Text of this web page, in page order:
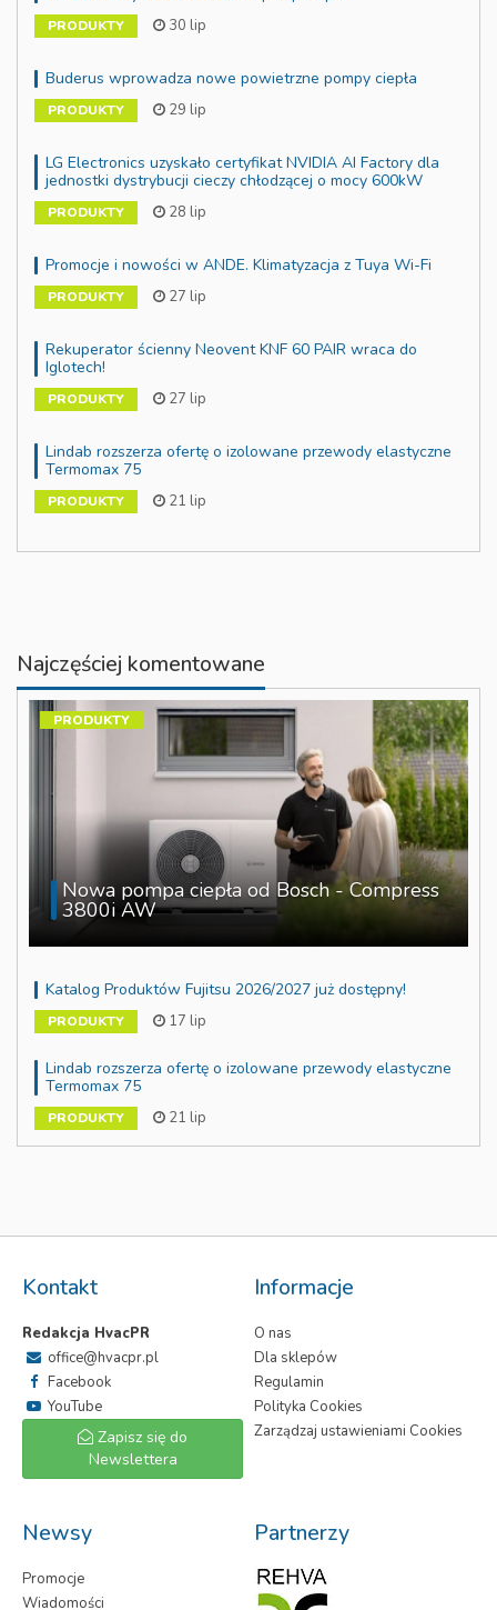
PRODUKTY 30 lip
Buderus wprowadza nowe powietrzne pompy ciepła
PRODUKTY 29 lip
LG Electronics uzyskało certyfikat NVIDIA AI Factory dla
jednostki dystrybucji cieczy chłodzącej o mocy 600kW
PRODUKTY 28 lip
Promocje i nowości w ANDE. Klimatyzacja z Tuya Wi-Fi
PRODUKTY 27 lip
Rekuperator ścienny Neovent KNF 60 PAIR wraca do
Iglotech!
PRODUKTY 27 lip
Lindab rozszerza ofertę o izolowane przewody elastyczne
Termomax 75
PRODUKTY 21 lip
Najczęściej komentowane
Nowa pompa ciepła od Bosch - Compress
3800i AW
PRODUKTY
Katalog Produktów Fujitsu 2026/2027 już dostępny!
PRODUKTY 17 lip
Lindab rozszerza ofertę o izolowane przewody elastyczne
Termomax 75
PRODUKTY 21 lip
Kontakt
Redakcja HvacPR
office@hvacpr.pl
Facebook
YouTube
Zapisz się do
Newslettera
Informacje
O nas
Dla sklepów
Regulamin
Polityka Cookies
Zarządzaj ustawieniami Cookies
Newsy
Promocje
Wiadomości
Partnerzy